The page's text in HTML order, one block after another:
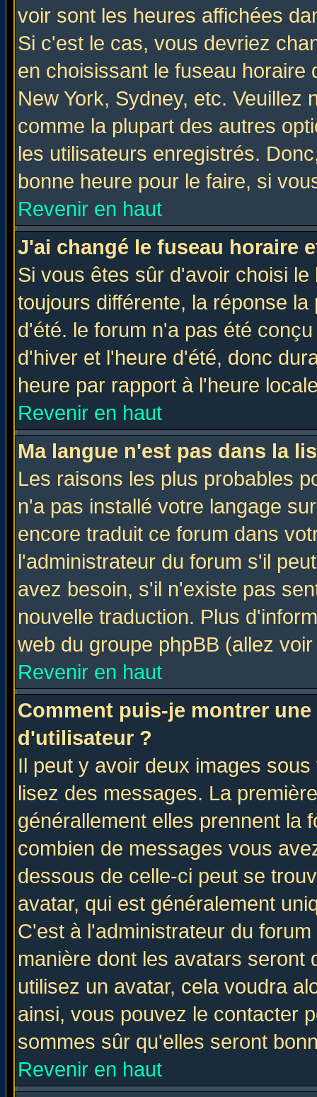
voir sont les heures affichées
Si c'est le cas, vous devriez
en choisissant le fuseau
New York, Sydney, etc. Veuillez
comme la plupart des autres
les utilisateurs enregistrés.
bonne heure pour le faire, si
Revenir en haut
J'ai changé le fuseau horaire
Si vous êtes sûr d'avoir choisi
toujours différente, la réponse
d'été. le forum n'a pas été
d'hiver et l'heure d'été, donc
heure par rapport à l'heure
Revenir en haut
Ma langue n'est pas dans la
Les raisons les plus probables
n'a pas installé votre langage
encore traduit ce forum dans
l'administrateur du forum s'il
avez besoin, s'il n'existe pas
nouvelle traduction. Plus
web du groupe phpBB (allez
Revenir en haut
Comment puis-je montrer
d'utilisateur ?
Il peut y avoir deux images
lisez des messages. La
générallement elles prennent la
combien de messages vous
dessous de celle-ci peut se
avatar, qui est généralement
C'est à l'administrateur du
manière dont les avatars seront
utilisez un avatar, cela voudra
ainsi, vous pouvez le contacter
sommes sûr qu'elles seront
Revenir en haut